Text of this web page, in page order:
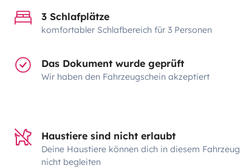
3 Schlafplätze
komfortabler Schlafbereich für 3 Personen
Das Dokument wurde geprüft
Wir haben den Fahrzeugschein akzeptiert
Haustiere sind nicht erlaubt
Deine Haustiere können dich in diesem Fahrzeug
nicht begleiten